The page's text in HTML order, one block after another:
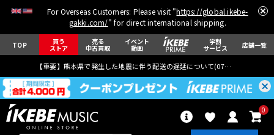
For Overseas Customers: Please visit "https://global.ikebe-
gakki.com/" for direct international shipping.
TOP 買う
ストア
売る
中古買取
イベント
動画
学割
サービス 店舗一覧
【重要】熊本県で発生した地震に伴う配送の遅延について(07月29日
0